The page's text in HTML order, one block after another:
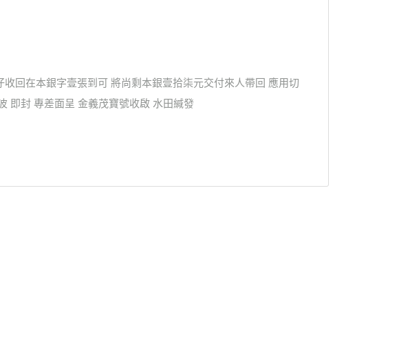
回在本銀字壹張到可 將尚剩本銀壹拾柒元交付來人帶回 應用切
即封 專差面呈 金義茂寶號收啟 水田緘發